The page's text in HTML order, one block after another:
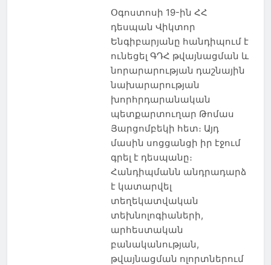
Օգոստոսի 19-ին ՀՀ
դեսպան Վիկտոր
Ենգիբարյանը հանդիպում է
ունեցել ԳԴՀ թվայնացման և
նորարարության դաշնային
նախարարության
խորհրդարանական
պետքարտուղար Թոմաս
Յարցոմբեկի հետ։ Այդ
մասին սոցցանցի իր էջում
գրել է դեսպանը։
Հանդիպմանն անդրադարձ
է կատարվել
տեղեկատվական
տեխնոլոգիաների,
արհեստական
բանականության,
թվայնացման ոլորտներում